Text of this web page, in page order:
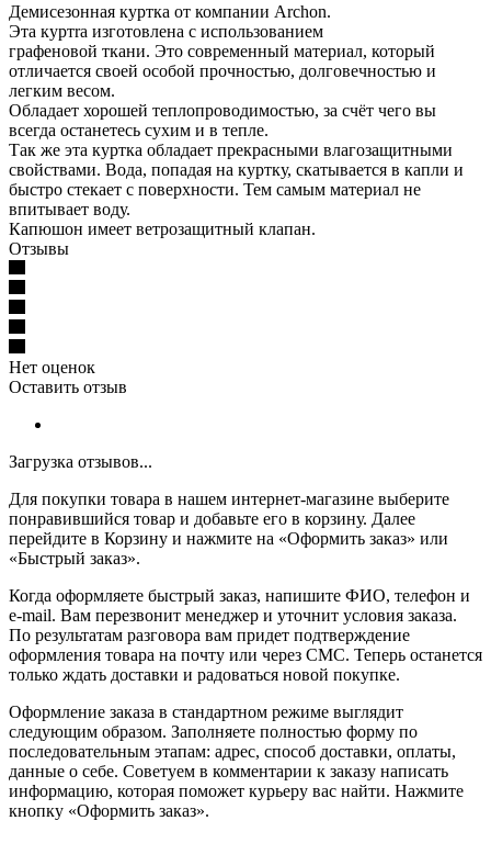
Демисезонная куртка от компании Archon.
Эта куртrа изготовлена с использованием
графеновой ткани. Это современный материал, который
отличается своей особой прочностью, долговечностью и
легким весом.
Обладает хорошей теплопроводимостью, за счёт чего вы
всегда останетесь сухим и в тепле.
Так же эта куртка обладает прекрасными влагозащитными
свойствами. Вода, попадая на куртку, скатывается в капли и
быстро стекает с поверхности. Тем самым материал не
впитывает воду.
Капюшон имеет ветрозащитный клапан.
Отзывы
Нет оценок
Оставить отзыв
Загрузка отзывов...
Для покупки товара в нашем интернет-магазине выберите
понравившийся товар и добавьте его в корзину. Далее
перейдите в Корзину и нажмите на «Оформить заказ» или
«Быстрый заказ».
Когда оформляете быстрый заказ, напишите ФИО, телефон и
e-mail. Вам перезвонит менеджер и уточнит условия заказа.
По результатам разговора вам придет подтверждение
оформления товара на почту или через СМС. Теперь останется
только ждать доставки и радоваться новой покупке.
Оформление заказа в стандартном режиме выглядит
следующим образом. Заполняете полностью форму по
последовательным этапам: адрес, способ доставки, оплаты,
данные о себе. Советуем в комментарии к заказу написать
информацию, которая поможет курьеру вас найти. Нажмите
кнопку «Оформить заказ».